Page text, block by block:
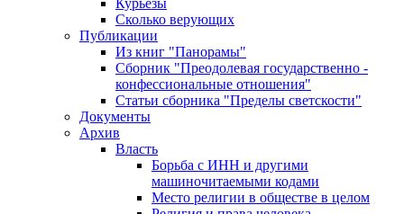
Курьезы
Сколько верующих
Публикации
Из книг "Панорамы"
Сборник "Преодолевая государственно -
конфессиональные отношения"
Статьи сборника "Пределы светскости"
Документы
Архив
Власть
Борьба с ИНН и другими
машиночитаемыми кодами
Место религии в обществе в целом